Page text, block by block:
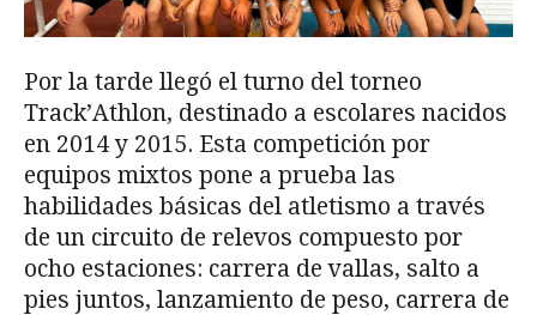
Por la tarde llegó el turno del torneo
Track’Athlon, destinado a escolares nacidos
en 2014 y 2015. Esta competición por
equipos mixtos pone a prueba las
habilidades básicas del atletismo a través
de un circuito de relevos compuesto por
ocho estaciones: carrera de vallas, salto a
pies juntos, lanzamiento de peso, carrera de